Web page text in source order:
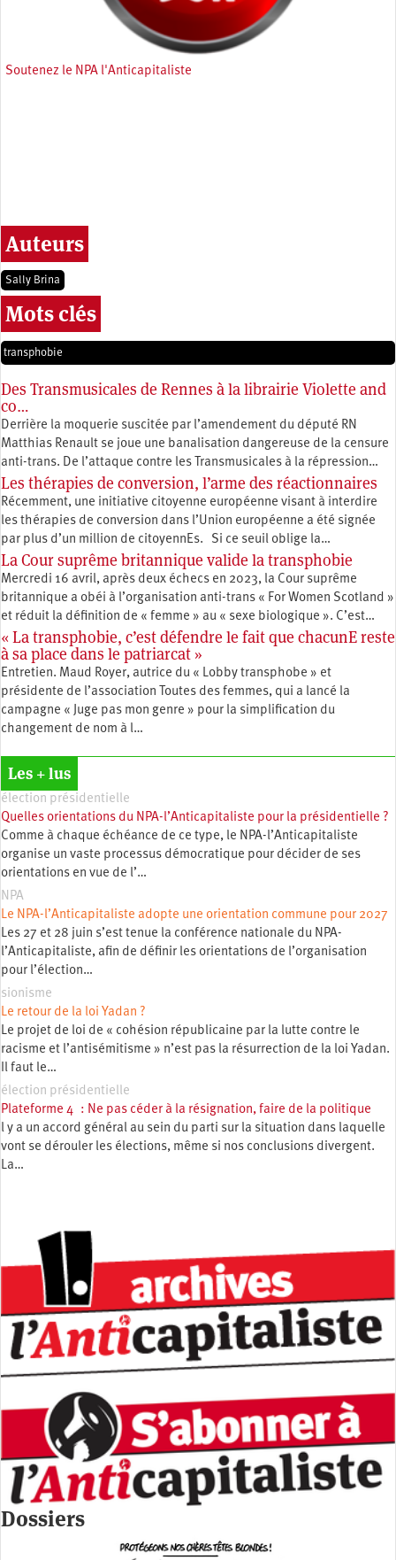
Soutenez le NPA l'Anticapitaliste
Auteurs
Sally Brina
Mots clés
transphobie
Des Transmusicales de Rennes à la librairie Violette and
co…
Derrière la moquerie suscitée par l’amendement du député RN
Matthias Renault se joue une banalisation dangereuse de la censure
anti-trans. De l’attaque contre les Transmusicales à la répression…
Les thérapies de conversion, l’arme des réactionnaires
Récemment, une initiative citoyenne européenne visant à interdire
les thérapies de conversion dans l’Union européenne a été signée
par plus d’un million de citoyennEs. Si ce seuil oblige la…
La Cour suprême britannique valide la transphobie
Mercredi 16 avril, après deux échecs en 2023, la Cour suprême
britannique a obéi à l’organisation anti-trans « For Women Scotland »
et réduit la définition de « femme » au « sexe biologique ». C’est…
« La transphobie, c’est défendre le fait que chacunE reste
à sa place dans le patriarcat »
Entretien. Maud Royer, autrice du « Lobby transphobe » et
présidente de l’association Toutes des femmes, qui a lancé la
campagne « Juge pas mon genre » pour la simplification du
changement de nom à l…
Les + lus
élection présidentielle
Quelles orientations du NPA-l’Anticapitaliste pour la présidentielle ?
Comme à chaque échéance de ce type, le NPA-l’Anticapitaliste
organise un vaste processus démocratique pour décider de ses
orientations en vue de l’…
NPA
Le NPA-l’Anticapitaliste adopte une orientation commune pour 2027
Les 27 et 28 juin s’est tenue la conférence nationale du NPA-
l’Anticapitaliste, afin de définir les orientations de l’organisation
pour l’élection…
sionisme
Le retour de la loi Yadan ?
Le projet de loi de « cohésion républicaine par la lutte contre le
racisme et l’antisémitisme » n’est pas la résurrection de la loi Yadan.
Il faut le…
élection présidentielle
Plateforme 4 : Ne pas céder à la résignation, faire de la politique
l y a un accord général au sein du parti sur la situation dans laquelle
vont se dérouler les élections, même si nos conclusions divergent.
La…
Dossiers